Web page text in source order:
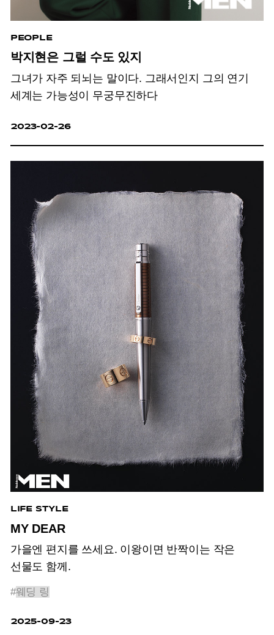
PEOPLE
박지현은 그럴 수도 있지
그녀가 자주 되뇌는 말이다. 그래서인지 그의 연기
세계는 가능성이 무궁무진하다
2023-02-26
LIFE STYLE
MY DEAR
가을엔 편지를 쓰세요. 이왕이면 반짝이는 작은
선물도 함께.
#웨딩 링
2025-09-23